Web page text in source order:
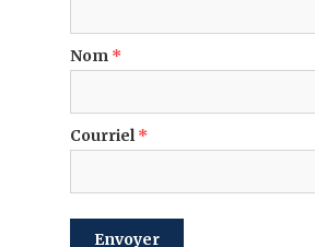
Nom *
Courriel*
envoyer